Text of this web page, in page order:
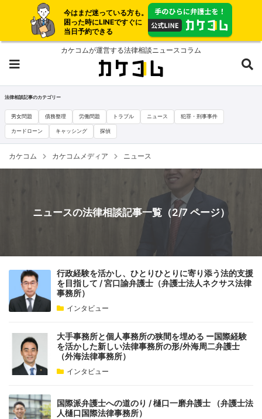
今はまだ迷っている方も。
困った時にLINEですぐに
当日予約できる
カケコムが運営する法律相談ニュースコラム
法律相談記事のカテゴリー
男女問題 債務整理 労働問題 トラブル ニュース 犯罪・刑事事件
カードローン キャッシング 探偵
カケコム カケコムメディア ニュース
ニュースの法律相談記事一覧（2/7 ページ）
行政経験を活かし、ひとりひとりに寄り添う法的支援
を目指して / 宮口諭弁護士（弁護士法人ネクサス法律
事務所）
インタビュー
大手事務所と個人事務所の狭間を埋める ー国際経験
を活かした新しい法律事務所の形/外海周二弁護士
（外海法律事務所）
インタビュー
国際派弁護士への道のり / 樋口一磨弁護士 （弁護士法
人樋口国際法律事務所）